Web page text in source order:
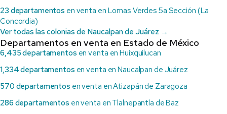
23 departamentos en venta en Lomas Verdes 5a Sección (La
Concordia)
Ver todas las colonias de Naucalpan de Juárez →
Departamentos en venta en Estado de México
6,435 departamentos en venta en Huixquilucan
1,334 departamentos en venta en Naucalpan de Juárez
570 departamentos en venta en Atizapán de Zaragoza
286 departamentos en venta en Tlalnepantla de Baz